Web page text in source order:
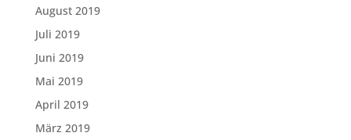
August 2019
Juli 2019
Juni 2019
Mai 2019
April 2019
März 2019